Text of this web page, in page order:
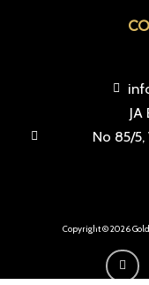
No 85/
Copyright © 2026
a
c